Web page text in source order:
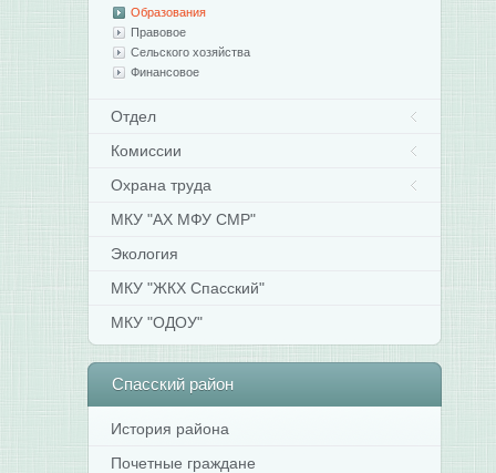
Образования
Правовое
Сельского хозяйства
Финансовое
Отдел
Комиссии
Охрана труда
МКУ "АХ МФУ СМР"
Экология
МКУ "ЖКХ Спасский"
МКУ "ОДОУ"
Спасскийрайон
История района
Почетные граждане